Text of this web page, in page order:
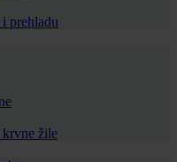
prehladu
krvne žile